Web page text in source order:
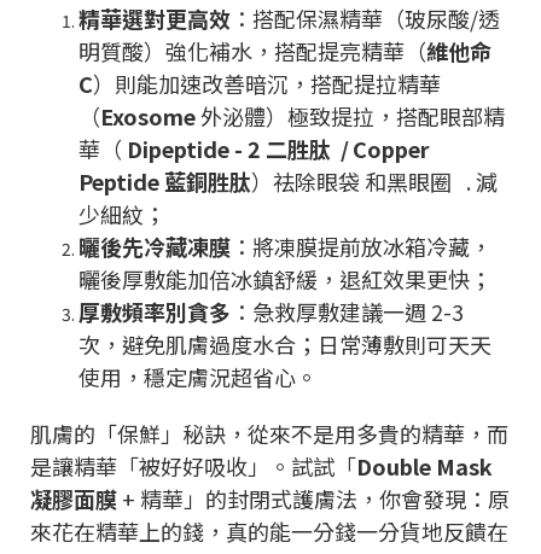
精華選對更高效 ：搭配保濕精華（玻尿酸/透
明質酸）強化補水，搭配提亮精華（維他命
C）則能加速改善暗沉，搭配提拉精華
（Exosome外泌體）極致提拉，搭配眼部精
華（ Dipeptide - 2 二胜肽 /Copper
Peptide藍銅胜肽）祛除眼袋 和黑眼圈 .減
少細紋；
曬後先冷藏凍膜 ：將凍膜提前放冰箱冷藏，
曬後厚敷能加倍冰鎮舒緩，退紅效果更快；
厚敷頻率別貪多 ：急救厚敷建議一週 2-3
次，避免肌膚過度水合；日常薄敷則可天天
使用，穩定膚況超省心。
肌膚的「保鮮」秘訣，從來不是用多貴的精華，而
是讓精華「被好好吸收」。試試「Double Mask
凝膠面膜+ 精華」的封閉式護膚法，你會發現：原
來花在精華上的錢，真的能一分錢一分貨地反饋在